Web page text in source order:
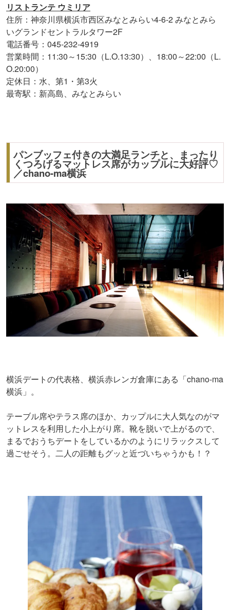
リストランテ ウミリア
住所：神奈川県横浜市西区みなとみらい4-6-2 みなとみら
いグランドセントラルタワー2F
電話番号：045-232-4919
営業時間：11:30～15:30（L.O.13:30）、18:00～22:00（L.
O.20:00）
定休日：水、第1・第3火
最寄駅：新高島、みなとみらい
パンブッフェ付きの大満足ランチと、まったり
くつろげるマットレス席がカップルに大好評♡
／chano-ma横浜
横浜デートの代表格、横浜赤レンガ倉庫にある「chano-ma
横浜」。
テーブル席やテラス席のほか、カップルに大人気なのがマ
ットレスを利用した小上がり席。靴を脱いで上がるので、
まるでおうちデートをしているかのようにリラックスして
過ごせそう。二人の距離もグッと近づいちゃうかも！？